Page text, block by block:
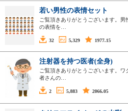
若い男性の表情セット
ご覧頂きありがとうございます。
の表情を…
32 5,329 1977.15
注射器を持つ医者(全身)
ご覧頂きありがとうございます。
者さんの…
2 5,883 2066.05